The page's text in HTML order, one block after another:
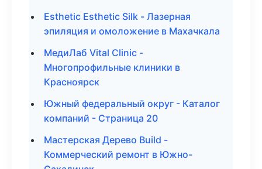
Esthetic Esthetic Silk - Лазерная
эпиляция и омоложение в Махачкала
МедиЛаб Vital Clinic -
Многопрофильные клиники в
Красноярск
Южный федеральный округ - Каталог
компаний - Страница 20
Мастерская Дерево Build -
Коммерческий ремонт в Южно-